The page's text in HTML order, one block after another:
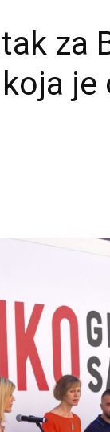
za